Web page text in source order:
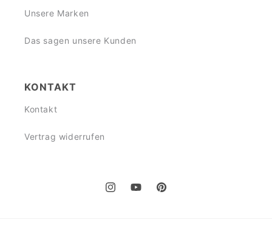
Unsere Marken
Das sagen unsere Kunden
KONTAKT
Kontakt
Vertrag widerrufen
InstagramYouTubePinterest